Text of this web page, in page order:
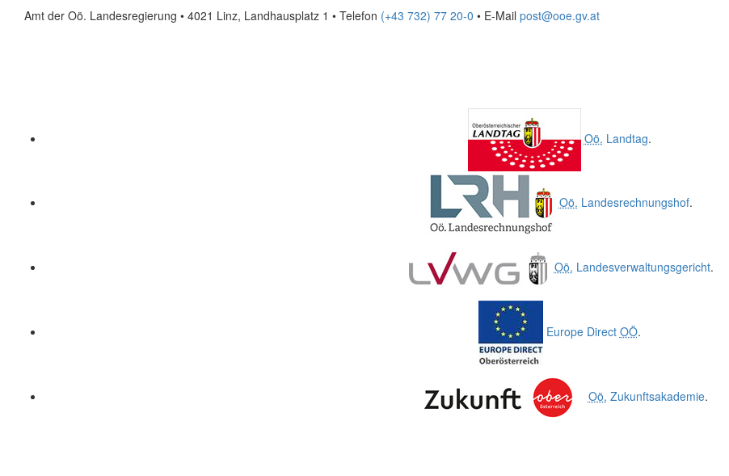
Amt der Oö. Landesregierung • 4021 Linz, Landhausplatz 1 • Telefon (+43 732) 77 20-0 • E-Mail post@ooe.gv.at
Oö. Landtag.
Oö. Landesrechnungshof.
Oö. Landesverwaltungsgericht.
Europe Direct OÖ.
Oö. Zukunftsakademie.